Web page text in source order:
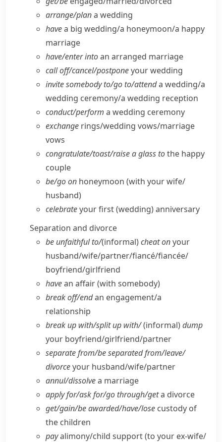
arrange/​plana wedding
havea big wedding/​a honeymoon/​a happy
marriage
have/​enter intoan arranged marriage
call off/​cancel/​postponeyour wedding
invite somebody to/​go to/​attenda wedding/​a
wedding ceremony/​a wedding reception
conduct/​perform a wedding ceremony
exchange rings/​wedding vows/​marriage
vows
congratulate/​toast/​raise a glass tothe happy
couple
be/​go on honeymoon (with your wife/​
husband)
celebrateyour first (wedding) anniversary
Separation and divorce
be unfaithful to/(informal)cheat onyour
husband/​wife/​partner/​fiancé/fiancée/​
boyfriend/​girlfriend
havean affair (with somebody)
break off/​endan engagement/​a
relationship
break up with/​split up with/(informal)dump
your boyfriend/​girlfriend/​partner
separate from/​be separated from/​leave/​
divorceyour husband/​wife/​partner
annul/​dissolvea marriage
apply for/​ask for/​go through/​geta divorce
get/​gain/​be awarded/​have/​lose custody of
the children
payalimony/​child support (to your ex-wife/​